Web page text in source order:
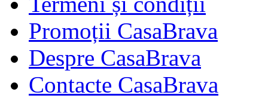
Promoții CasaBrava
Despre CasaBrava
Contacte CasaBrava